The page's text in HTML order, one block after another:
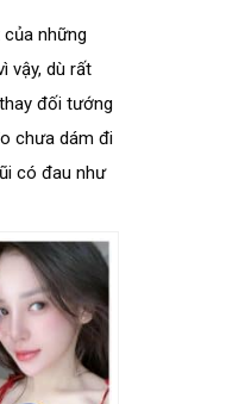
của những
vậy, dù rất
đối tướng
chưa dám đi
có đau như